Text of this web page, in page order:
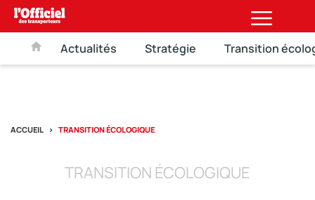
Actualités Stratégie Transition
ACCUEIL TRANSITION ÉCOLOGIQUE
TRANSITION ÉCOLOGIQUE